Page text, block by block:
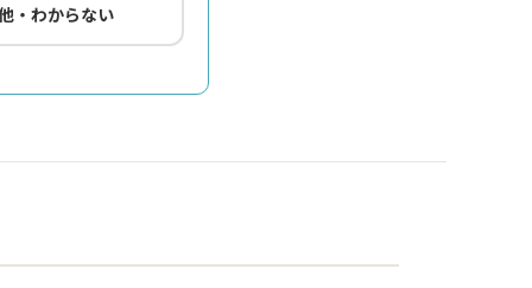
・わからない